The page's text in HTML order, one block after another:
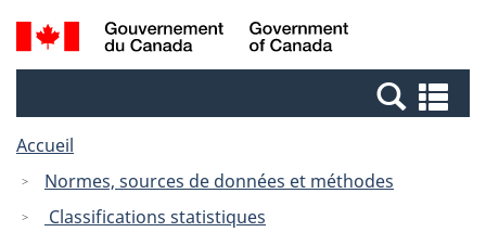
Passer
au
Passer
à
Canada
Recherche
et
et
Accueil
Normes, sources de données et méthodes
Classifications statistiques